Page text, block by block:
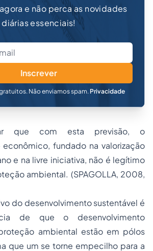
e não perca as novidades
diárias essenciais!
Inscrever
Não enviamos spam. Privacidade
que com esta previsão, o
fundado na valorização
e na livre iniciativa, não é legítimo
ambiental. (SPAGOLLA, 2008,
do desenvolvimento sustentável é
de que o desenvolvimento
ambiental estão em pólos
que um se torne empecilho para a